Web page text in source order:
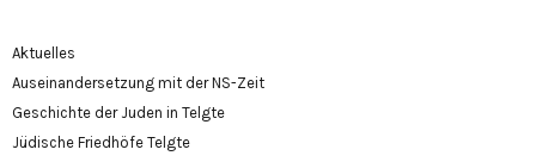
Aktuelles
Auseinandersetzung mit der NS-Zeit
Geschichte der Juden in Telgte
Jüdische Friedhöfe Telgte